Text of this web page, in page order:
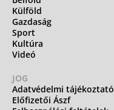
Külföld
Gazdaság
Sport
Kultúra
Videó
JOG
Adatvédelmi tájékoztató
Előfizetői Ászf